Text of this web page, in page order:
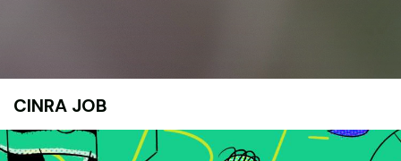
CINRA JOB